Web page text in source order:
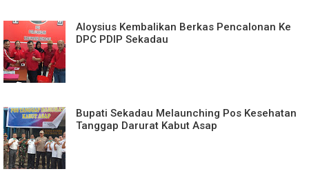
Aloysius Kembalikan Berkas Pencalonan Ke
DPC PDIP Sekadau
Bupati Sekadau Melaunching Pos Kesehatan
Tanggap Darurat Kabut Asap